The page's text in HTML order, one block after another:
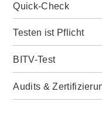
Quick-Check
Testen ist Pflicht
BITV-Test
Audits &